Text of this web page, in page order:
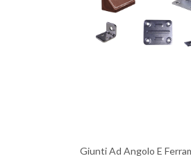
Giunti Ad Angolo E